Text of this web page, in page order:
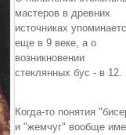
мастеров в древних
источниках
еще в 9 веке, а о
возникновении
стеклянных бус - в 12.
Когда-то понятия
и "жемчуг" вообще